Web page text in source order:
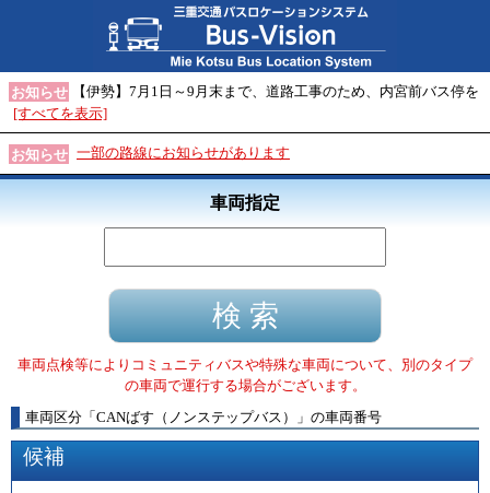
お知らせ
【伊勢】7月1日～9月末まで、道路工事のため、内宮前バス停を
[すべてを表示]
お知らせ 一部の路線にお知らせがあります
車両指定
車両点検等によりコミュニティバスや特殊な車両について、別のタイプ
の車両で運行する場合がございます。
車両区分 「 CANばす（ノンステップバス） 」 の車両番号
候補